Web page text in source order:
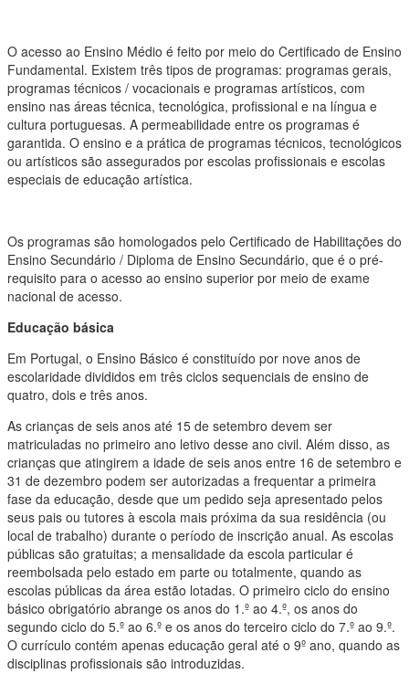
O acesso ao Ensino Médio é feito por meio do Certificado de Ensino
Fundamental. Existem três tipos de programas: programas gerais,
programas técnicos / vocacionais e programas artísticos, com
ensino nas áreas técnica, tecnológica, profissional e na língua e
cultura portuguesas. A permeabilidade entre os programas é
garantida. O ensino e a prática de programas técnicos, tecnológicos
ou artísticos são assegurados por escolas profissionais e escolas
especiais de educação artística.
Os programas são homologados pelo Certificado de Habilitações do
Ensino Secundário / Diploma de Ensino Secundário, que é o pré-
requisito para o acesso ao ensino superior por meio de exame
nacional de acesso.
Educação básica
Em Portugal, o Ensino Básico é constituído por nove anos de
escolaridade divididos em três ciclos sequenciais de ensino de
quatro, dois e três anos.
As crianças de seis anos até 15 de setembro devem ser
matriculadas no primeiro ano letivo desse ano civil. Além disso, as
crianças que atingirem a idade de seis anos entre 16 de setembro e
31 de dezembro podem ser autorizadas a frequentar a primeira
fase da educação, desde que um pedido seja apresentado pelos
seus pais ou tutores à escola mais próxima da sua residência (ou
local de trabalho) durante o período de inscrição anual. As escolas
públicas são gratuitas; a mensalidade da escola particular é
reembolsada pelo estado em parte ou totalmente, quando as
escolas públicas da área estão lotadas. O primeiro ciclo do ensino
básico obrigatório abrange os anos do 1.º ao 4.º, os anos do
segundo ciclo do 5.º ao 6.º e os anos do terceiro ciclo do 7.º ao 9.º.
O currículo contém apenas educação geral até o 9º ano, quando as
disciplinas profissionais são introduzidas.